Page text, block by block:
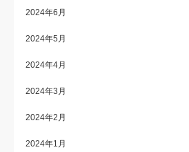
2024年6月
2024年5月
2024年4月
2024年3月
2024年2月
2024年1月